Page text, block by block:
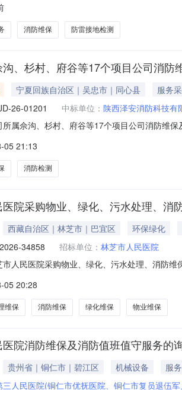
式）应答。1.项目概况与采购内容1.1.项目概况
消防维保 防雷接地检测
、杉村、府谷等17个项目公司消防
宁夏回族自治区｜吴忠市｜同心县
服务
26-01201 中标单位： 陕西泽安消防科技有
所属佘沟、杉村、府谷等17个项目公司消防维
时00分00秒本项目的评审工作已经结束，评审
05 21:13
消防检测
院采购物业、绿化、污水处理、消
西藏自治区｜林芝市｜巴宜区
环保绿化
34858 招标单位： 林芝市人民医院
市人民医院采购物业、绿化、污水处理、消防
市人民医院采购物业、绿化、污水处理、消防
式联系。1.
05 20:28
维保 消防维保 绿化维保 物业维保
院消防维保及消防值班值守服务的
贵州省｜铜仁市｜碧江区 机械设备
服务
三人民医院(铜仁市优抚医院、铜仁市复员退伍